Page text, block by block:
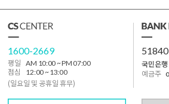
1600-2669
평일
AM 10:00 ~ PM 07:00
점심
12:00 ~ 13:00
(일요일 및 공휴일 휴무)
국민은행
예금주